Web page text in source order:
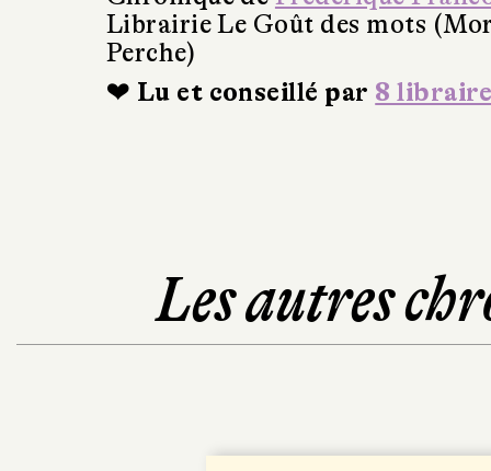
Librairie Le Goût des mots
Perche)
❤ Lu et conseillé par 8
Les autres